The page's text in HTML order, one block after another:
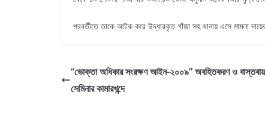
পরবর্তীতে তাকে আটক করে উদ্ধারকৃত গাঁজা সহ থানায় এসে মামলা
“ভোক্তা অধিকার সংরক্ষণ আইন-২০০৯” অবহিতকরণ ও
সেমিনার কামারখন্দে